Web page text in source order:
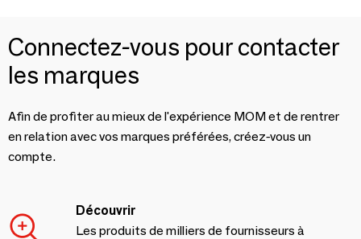
Connectez-vous pour contacter
les marques
Afin de profiter au mieux de l'expérience MOM et de rentrer
en relation avec vos marques préférées, créez-vous un
compte.
Découvrir
Les produits de milliers de fournisseurs à